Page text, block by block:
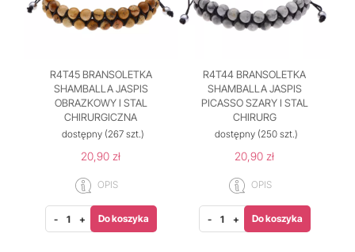
R4T45 BRANSOLETKA
SHAMBALLA JASPIS
OBRAZKOWY I STAL
CHIRURGICZNA
dostępny(267 szt.)
20,90 zł
OPIS
- + Do koszyka
R4T44 BRANSOLETKA
SHAMBALLA JASPIS
PICASSO SZARY I STAL
CHIRURG
dostępny (250 szt.)
20,90 zł
OPIS
- + Do koszyka